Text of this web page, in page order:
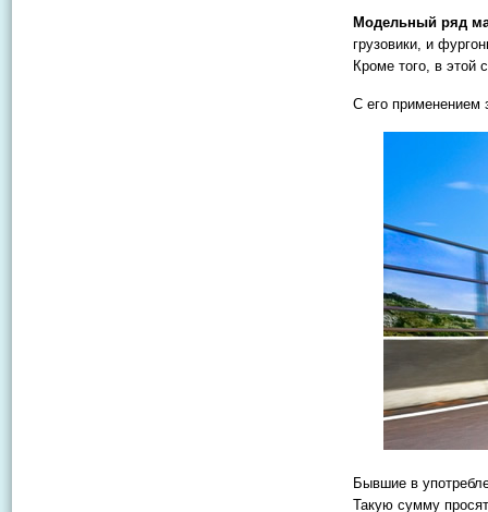
Модельный ряд
грузовики, и
Кроме того, в этой
С его применением
Бывшие в
Такую сумму